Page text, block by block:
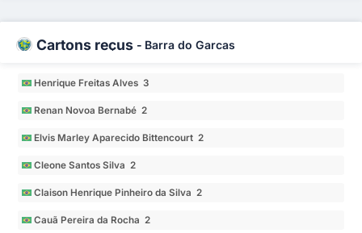
Cartons reçus - Barra do Garcas
Henrique Freitas Alves 3
Renan Novoa Bernabé 2
Elvis Marley Aparecido Bittencourt 2
Cleone Santos Silva 2
Claison Henrique Pinheiro da Silva 2
Cauã Pereira da Rocha 2